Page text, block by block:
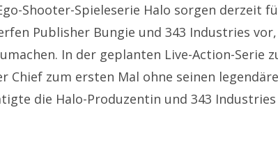
Shooter-Spieleserie Halo sorgen derzeit
Publisher Bungie und 343 Industries
In der geplanten Live-Action-Serie
Chief zum ersten Mal ohne seinen
die Halo-Produzentin und 343